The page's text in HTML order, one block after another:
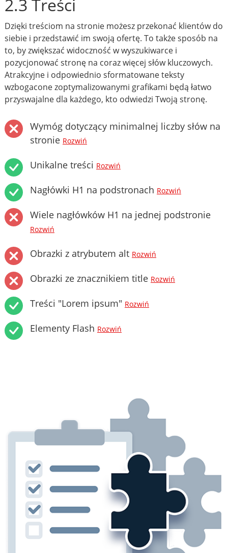
2.3 Treści
Dzięki treściom na stronie możesz przekonać klientów do
siebie i przedstawić im swoją ofertę. To także sposób na
to, by zwiększać widoczność w wyszukiwarce i
pozycjonować stronę na coraz więcej słów kluczowych.
Atrakcyjne i odpowiednio sformatowane teksty
wzbogacone zoptymalizowanymi grafikami będą łatwo
przyswajalne dla każdego, kto odwiedzi Twoją stronę.
Wymóg dotyczący minimalnej liczby słów na
stronie Rozwiń
Unikalne treści Rozwiń
Nagłówki H1 na podstronach Rozwiń
Wiele nagłówków H1 na jednej podstronie
Rozwiń
Obrazki z atrybutem alt Rozwiń
Obrazki ze znacznikiem title Rozwiń
Treści "Lorem ipsum" Rozwiń
Elementy Flash Rozwiń